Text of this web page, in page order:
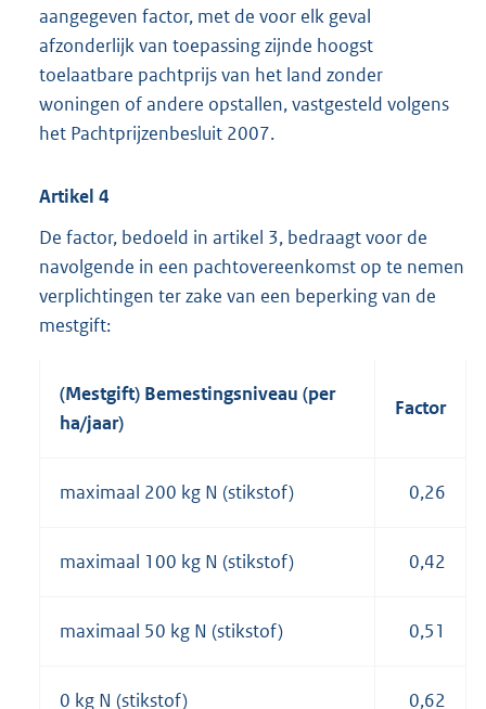
aangegeven factor, met de voor elk geval
afzonderlijk van toepassing zijnde hoogst
toelaatbare pachtprijs van het land zonder
woningen of andere opstallen, vastgesteld volgens
het Pachtprijzenbesluit 2007.
Artikel 4
De factor, bedoeld in artikel 3, bedraagt voor de
navolgende in een pachtovereenkomst op te nemen
verplichtingen ter zake van een beperking van de
mestgift:
(Mestgift) Bemestingsniveau (per
ha/jaar)
Factor
maximaal 200 kg N (stikstof) 0,26
maximaal 100 kg N (stikstof) 0,42
maximaal 50 kg N (stikstof) 0,51
0 kg N (stikstof) 0,62